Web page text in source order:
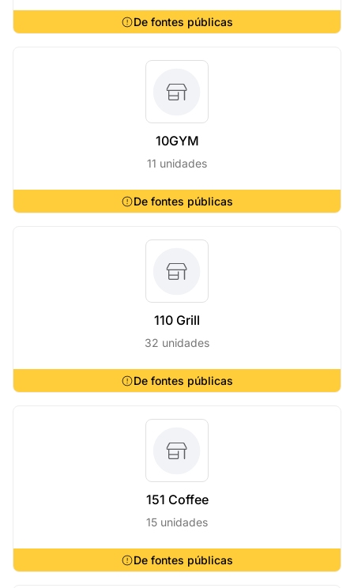
De fontes públicas
10GYM
11 unidades
De fontes públicas
110 Grill
32 unidades
De fontes públicas
151 Coffee
15 unidades
De fontes públicas